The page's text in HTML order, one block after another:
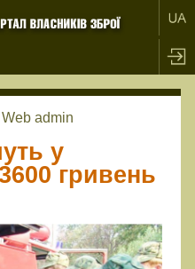
Web admin
у
гривень